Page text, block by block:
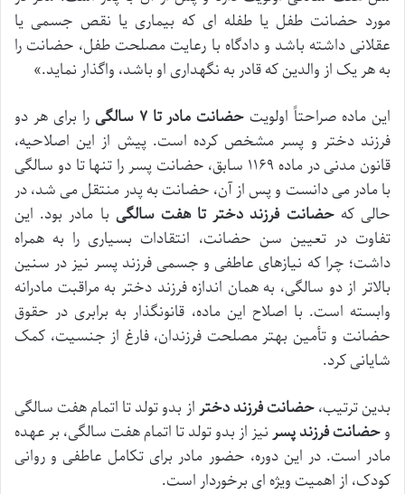
مورد حضانت طفل یا طفله ای که بیماری یا نقص جسمی یا
عقلانی داشته باشد و دادگاه با رعایت مصلحت طفل، حضانت را
به هر یک از والدین که قادر به نگهداری او باشد، واگذار نماید.»
این ماده صراحتاً اولویت حضانت مادر تا ۷ سالگی
را برای هر دو
فرزند دختر و پسر مشخص کرده است. پیش از این اصلاحیه،
قانون مدنی در ماده ۱۱۶۹ سابق، حضانت پسر را تنها تا دو سالگی
با مادر می دانست و پس از آن، حضانت به پدر منتقل می شد، در
حالی کهحضانت فرزند دختر تا هفت سالگی با مادر بود. این
تفاوت در تعیین سن حضانت، انتقادات بسیاری را به همراه
داشت؛ چرا که نیازهای عاطفی و جسمی فرزند پسر نیز در سنین
بالاتر از دو سالگی، به همان اندازه فرزند دختر به مراقبت مادرانه
وابسته است. با اصلاح این ماده، قانونگذار به برابری در حقوق
حضانت و تأمین بهتر مصلحت فرزندان، فارغ از جنسیت، کمک
شایانی کرد.
بدین ترتیب،حضانت فرزند دختراز بدو تولد تا اتمام هفت سالگی
وحضانت فرزند پسرنیز از بدو تولد تا اتمام هفت سالگی، بر عهده
مادر است. در این دوره، حضور مادر برای تکامل عاطفی و روانی
کودک، از اهمیت ویژه ای برخوردار است.